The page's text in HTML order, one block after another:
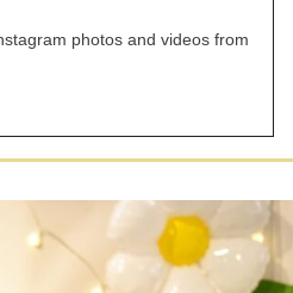
photos and videos from